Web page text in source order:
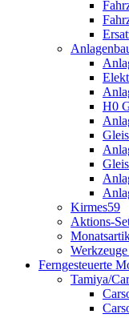
H0
Kirmes59
Aktions-
Ferngesteuerte
Tamiya/